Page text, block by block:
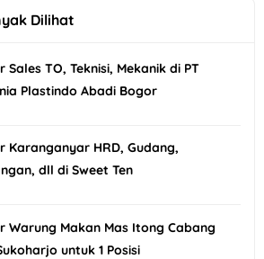
Dilihat
Sales TO, Teknisi, Mekanik di PT
Plastindo Abadi Bogor
Karanganyar HRD, Gudang,
dll di Sweet Ten
Warung Makan Mas Itong Cabang
untuk 1 Posisi